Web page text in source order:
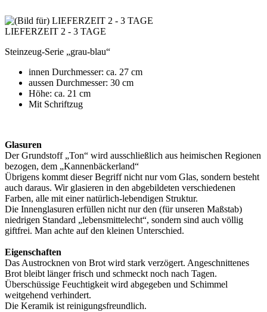
LIEFERZEIT 2 - 3 TAGE
Steinzeug-Serie „grau-blau“
innen Durchmesser: ca. 27 cm
aussen Durchmesser: 30 cm
Höhe: ca. 21 cm
Mit Schriftzug
Glasuren
Der Grundstoff „Ton“ wird ausschließlich aus heimischen Regionen
bezogen, dem „Kannenbäckerland“
Übrigens kommt dieser Begriff nicht nur vom Glas, sondern besteht
auch daraus. Wir glasieren in den abgebildeten verschiedenen
Farben, alle mit einer natürlich-lebendigen Struktur.
Die Innenglasuren erfüllen nicht nur den (für unseren Maßstab)
niedrigen Standard „lebensmittelecht“, sondern sind auch völlig
giftfrei. Man achte auf den kleinen Unterschied.
Eigenschaften
Das Austrocknen von Brot wird stark verzögert. Angeschnittenes
Brot bleibt länger frisch und schmeckt noch nach Tagen.
Überschüssige Feuchtigkeit wird abgegeben und Schimmel
weitgehend verhindert.
Die Keramik ist reinigungsfreundlich.